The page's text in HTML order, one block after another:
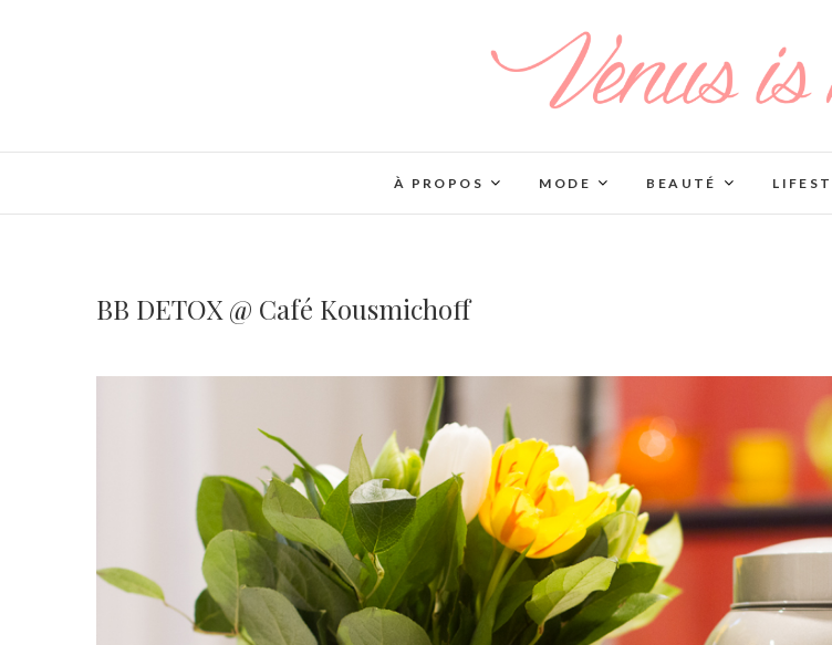
À PROPOS MODE BEAUTÉ
BB DETOX @ Café Kousmichoff